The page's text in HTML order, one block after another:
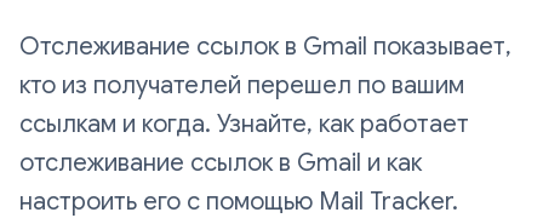
Отслеживание ссылок в Gmail показывает,
кто из получателей перешел по вашим
ссылкам и когда. Узнайте, как работает
отслеживание ссылок в Gmail и как
настроить его с помощью Mail Tracker.